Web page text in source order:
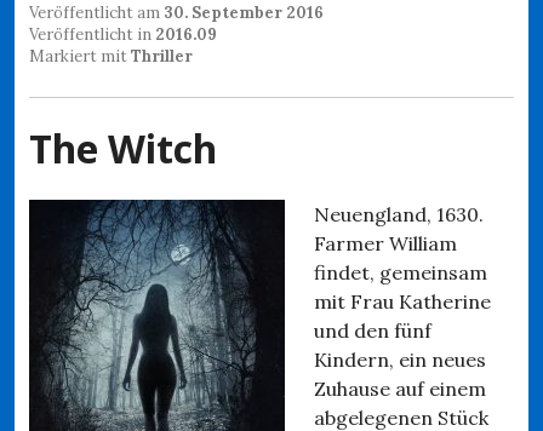
Veröffentlicht am 30. September 2016
Veröffentlicht in 2016.09
Markiert mitThriller
The Witch
Neuengland, 1630.
Farmer William
findet, gemeinsam
mit Frau Katherine
und den fünf
Kindern, ein neues
Zuhause auf einem
abgelegenen Stück